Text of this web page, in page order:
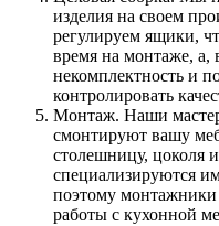
изделия на своем
регулируем ящики,
время на монтаже, а,
некомплектность и
контролировать
Монтаж. Наши
смонтируют вашу
столешницу, цоколя
специализируются
поэтому
работы с кухонной